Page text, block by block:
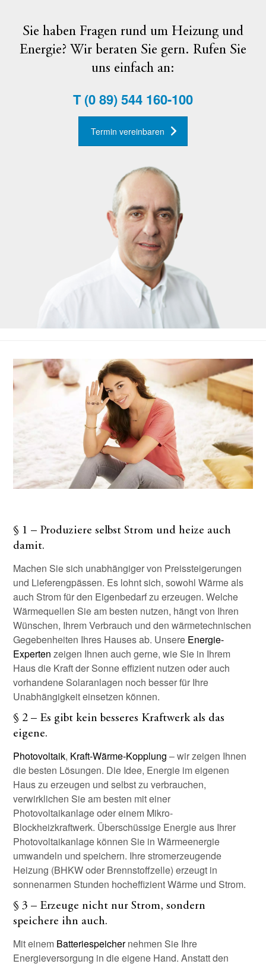
Sie haben Fragen rund um Heizung und
Energie? Wir beraten Sie gern. Rufen Sie
uns einfach an:
T(0 89) 544 160-100
Termin vereinbaren
§ 1 – Produziere selbst Strom und heize auch
damit.
Machen Sie sich unabhängiger von Preissteigerungen
und Lieferengpässen. Es lohnt sich, sowohl Wärme als
auch Strom für den Eigenbedarf zu erzeugen. Welche
Wärmequellen Sie am besten nutzen, hängt von Ihren
Wünschen, Ihrem Verbrauch und den wärmetechnischen
Gegebenheiten Ihres Hauses ab. Unsere Energie-
Experten zeigen Ihnen auch gerne, wie Sie in Ihrem
Haus die Kraft der Sonne effizient nutzen oder auch
vorhandene Solaranlagen noch besser für Ihre
Unabhängigkeit einsetzen können.
§ 2 – Es gibt kein besseres Kraftwerk als das
eigene.
Photovoltaik, Kraft-Wärme-Kopplung – wir zeigen Ihnen
die besten Lösungen. Die Idee, Energie im eigenen
Haus zu erzeugen und selbst zu verbrauchen,
verwirklichen Sie am besten mit einer
Photovoltaikanlage oder einem Mikro-
Blockheizkraftwerk. Überschüssige Energie aus Ihrer
Photovoltaikanlage können Sie in Wärmeenergie
umwandeln und speichern. Ihre stromerzeugende
Heizung (BHKW oder Brennstoffzelle) erzeugt in
sonnenarmen Stunden hocheffizient Wärme und Strom.
§ 3 – Erzeuge nicht nur Strom, sondern
speichere ihn auch.
Mit einem Batteriespeichernehmen Sie Ihre
Energieversorgung in die eigene Hand. Anstatt den